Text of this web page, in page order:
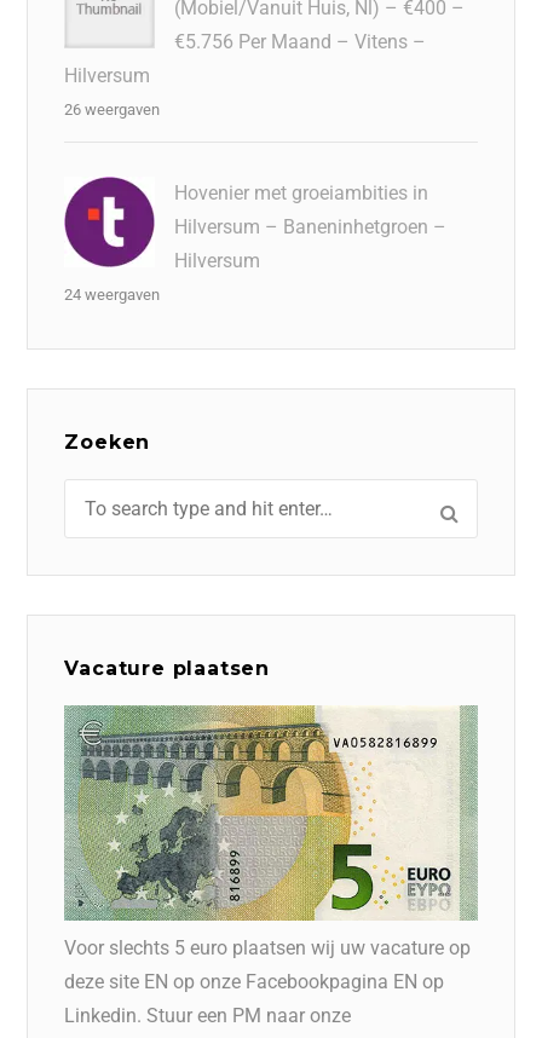
(Mobiel/Vanuit Huis, Nl) – €400 –
€5.756 Per Maand – Vitens –
Hilversum
26 weergaven
Hovenier met groeiambities in
Hilversum – Baneninhetgroen –
Hilversum
24 weergaven
Zoeken
Vacature plaatsen
Voor slechts 5 euro plaatsen wij uw vacature op
deze site EN op onze Facebookpagina EN op
Linkedin. Stuur een PM naar onze